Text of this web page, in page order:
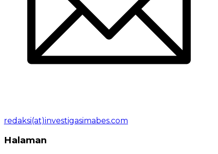
redaksi(at)investigasimabes.com
Halaman